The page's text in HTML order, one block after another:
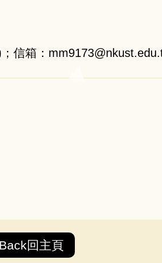
信箱：
Back回主頁